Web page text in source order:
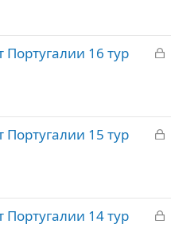
тЗ
т
16 тур
З
т
15 тур
З
14 тур